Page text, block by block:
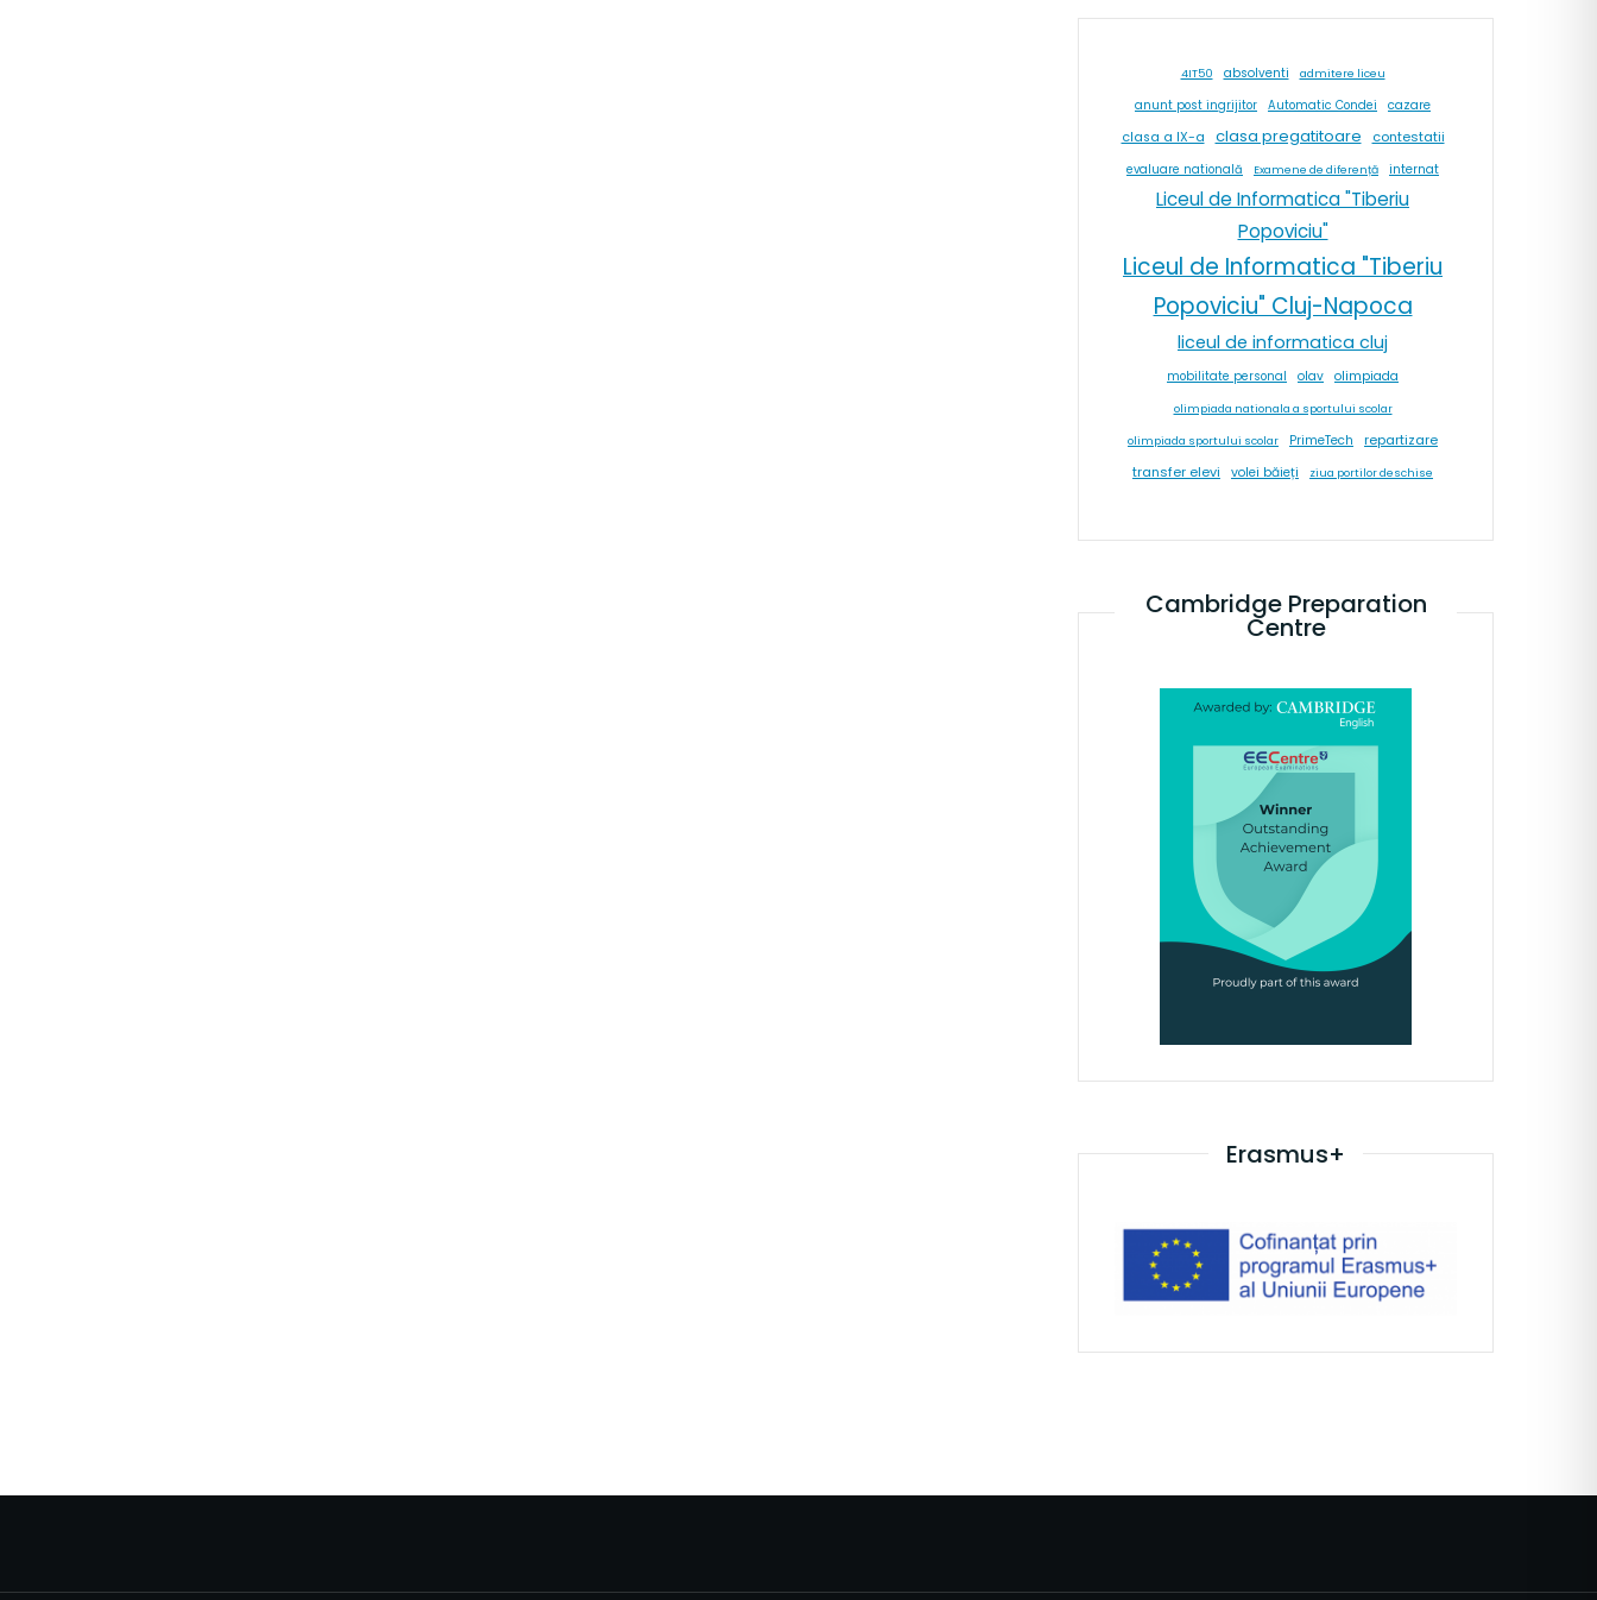
4IT50 absolventi admitere liceu
anunt post ingrijitor Automatic Condei
cazare
clasa a IX-a
clasa pregatitoare contestatii
evaluare natională Examene de diferență internat
Liceul de Informatica "Tiberiu
Popoviciu"
Liceul de Informatica "Tiberiu
Popoviciu" Cluj-Napoca
liceul de informatica cluj
mobilitate personal olav olimpiada
olimpiada nationala a sportului scolar
olimpiada sportului scolar PrimeTech
repartizare
transfer elevi
volei băieți ziua portilor deschise
Cambridge Preparation
Centre
Erasmus+